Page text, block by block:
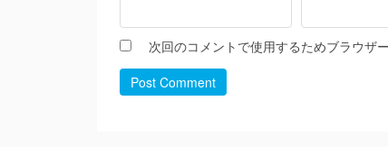
次回のコメントで使用するためブラウザ
Post Comment